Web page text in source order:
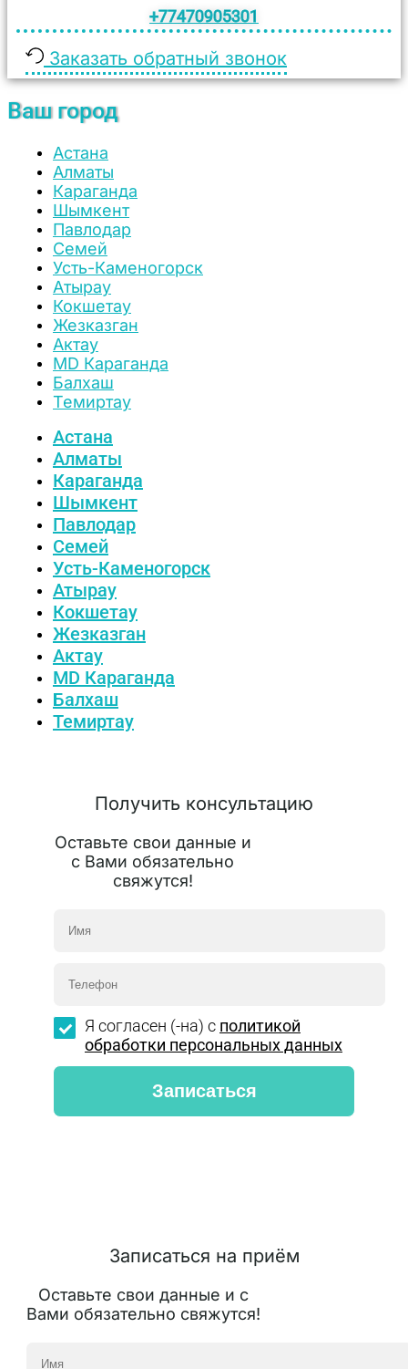
+77470905301
Заказать обратный звонок
Ваш город
Астана
Алматы
Караганда
Шымкент
Павлодар
Семей
Усть-Каменогорск
Атырау
Кокшетау
Жезказган
Актау
MD Караганда
Балхаш
Темиртау
Астана
Алматы
Караганда
Шымкент
Павлодар
Семей
Усть-Каменогорск
Атырау
Кокшетау
Жезказган
Актау
MD Караганда
Балхаш
Темиртау
Получить консультацию
Оставьте свои данные и
с Вами обязательно
свяжутся!
Я согласен (-на) с политикой
обработки персональных данных
Записаться на приём
Оставьте свои данные и с
Вами обязательно свяжутся!